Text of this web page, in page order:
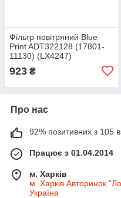
Фільтр повітряний Blue
Print ADT322128 (17801-
11130) (LX4247)
923 ₴
Про нас
92% позитивних з 105
Працює з 01.04.2014
м. Харків
м .Харків Авторинок
Україна